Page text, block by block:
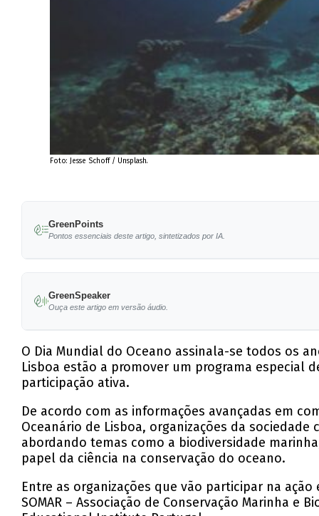
Foto: Jesse Schoff / Unsplash.
GreenPoints
Pontos essenciais deste artigo, sintetizados por IA.
As atividades incluem jogos, conversas com
A iniciativa visa aumentar a colaboração
O Dia Mundial do Oceano, celebrado a 8 de
GreenSpeaker
Ouça este artigo em versão áudio.
O Dia Mundial do Oceano assinala-se todos os
Lisboa estão a promover um programa especial
participação ativa.
De acordo com as informações avançadas em
Oceanário de Lisboa, organizações da
abordando temas como a biodiversidade
papel da ciência na conservação do oceano.
Entre as organizações que vão participar na
SOMAR – Associação de Conservação Marinha e